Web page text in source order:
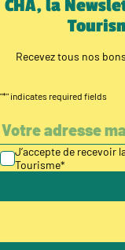
CHÂ, la
Recevez tous nos
"*" indicates required fields
J’accepte de recevoir
Tourisme*